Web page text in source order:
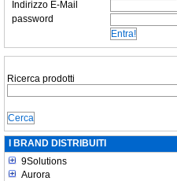
Indirizzo E-Mail
password
Ricerca prodotti
I BRAND DISTRIBUITI
9Solutions
Aurora